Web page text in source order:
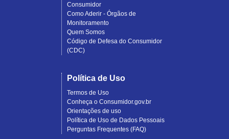
Consumidor
Como Aderir - Órgãos de
Monitoramento
Quem Somos
Código de Defesa do Consumidor
(CDC)
Política de Uso
Termos de Uso
Conheça o Consumidor.gov.br
Orientações de uso
Política de Uso de Dados Pessoais
Perguntas Frequentes (FAQ)